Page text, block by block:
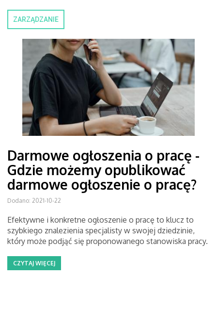
ZARZĄDZANIE
Darmowe ogłoszenia o pracę -
Gdzie możemy opublikować
darmowe ogłoszenie o pracę?
Dodano: 2021-10-22
Efektywne i konkretne ogłoszenie o pracę to klucz to
szybkiego znalezienia specjalisty w swojej dziedzinie,
który może podjąć się proponowanego stanowiska pracy.
CZYTAJ WIĘCEJ